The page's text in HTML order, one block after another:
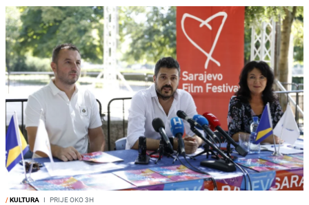
/KULTURA I PRIJE OKO 3H